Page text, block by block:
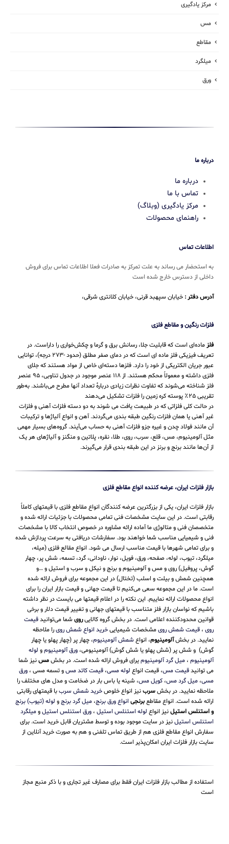
مرکز یادگیری
مس
مقاطع
میلگرد
ورق
درباره ما
درباره ما
تماس با ما
مرکز یادگیری (وبلاگ)
راهنمای محصولات
اطلاعات تماس
به استحضار می رساند به علت تمرکز به صادرات فعلا اطلاعات تماس برای فروش
داخلی از دسترس خارج شده است
آدرس دفتر : خیابان سپهبد قرنی، خیابان کلانتری شرقی،
فلزات رنگین و مقاطع فلزی
فلز ماده‌ای است که قابلیت جلا، رسانش برق و گرما و چکش‌خواری را داراست. در
تعریف فیزیکی فلز ماده ای است که در دمای صفر مطلق (حدود -۲۷۳ درجه)، توانایی
عبور جریان الکتریکی از خود را دارد. فلزها دسته‌ای خاص از مواد هستند که جلای
فلزی داشته و معمولاً محکم هستند. از ۱۱۸ عنصر موجود در جدول تناوبی، ۹۵ عنصر
فلز شناخته می‌شوند که تفاوت نظرات زیادی دربارهٔ تعداد آنها مطرح می‌باشند. به‌طور
تقریبی ۲۵٪ پوسته کره زمین را فلزات تشکیل می‌دهند
در حالت کلی فلزاتی که در طبیعت یافت می شوند به دو دسته فلزات آهنی و فلزات
غیر آهنی یا همان فلزات رنگین طبقه بندی می‌گردند. آهن و انواع آلیاژها و ترکیبات
آن مانند فولاد چدن و غیره جزو فلزات آهنی به حساب می‌‌آیند. گروه‌های بسیار مهمی
مثل آلومینیوم، مس، قلع، سرب، روی، طلا، نقره، پلاتین و منگنز و آلیاژهای هر یک
از آن‌ها مانند برنج و برنز در این طبقه‌ بندی قرار می‌‌گیرند.
بازار فلزات ایران، عرضه کننده انواع مقاطع فلزی
بازار فلزات ایران، یکی از بزرگترین عرضه کنندگان انواع مقاطع فلزی با قیمتهای کاملاً
رقابتی است. در این سایت مشخصات فنی تمامی محصولات با جزئیات ارائه شده و
متخصصان فنی و متالوژی ما آماده ارائه مشاوره در خصوص انتخاب کالا با مشخصات
فنی و شیمیایی مناسب شما خواهند بود. سفارشات دریافتی به سرعت پردازش شده
و برای تمامی شهرها با قیمت مناسب ارسال می شود. انواع مقالع فلزی (میله،
میلگرد، تیوب، لوله، صفحه، ورق، فویل، نوار، ناودانی، گرد، تسمه، شش پر، چهار
گوش، پروفیل) روی و مس و آلومینیوم و برنج و نیکل و سرب و استیل و …و
همچنین شمش و بیلت و اسلب (تختال) در این مجموعه برای فروش ارائه شده
است. ما در این مجموعه سعی می‌کنیم تا قیمت جهانی و قیمت بازار ایران را برای
انواع محصولات ارائه نماییم. این نکته را در اعلام قیمتها می بایست در نظر داشته
باشیم که نواسان بازار فلز متناسب با قیمتهای جهانی و تغییر قیمت دلار و برخی
قوانین محدودکننده اعلامی است. در بخش گروه کالاییروی شما می‌توانیدقیمت
روی ، قیمت شمش رویمشخصات شیمیاییخرید انواع شمش رویرا ملاحظه
نمایید. در بخشآلومینیوم، انواع شمش آلومینیوم، چهار پر (چهار پهلو یا چهار
گوش) و شش پر (شش پهلو یا شش گوش) آلومینیومی، ورق آلومینیومو لوله
آلومینیوم ، میل گرد آلومینیومیرای فروش ارائه شده است. در بخشمسنیز شما
می توانیدقیمت مس، قیمت انواع لوله مسی، قیمت کاتد مسو تسمه مسی ، ورق
مسی، میل گرد مس، کویل مس، شینه یا باس بار در ضخامت و مدل های مختلف را
ملاحظه نمایید. در بخشسربنیز انواع خلوصخرید شمش سرببا قیمتهای رقابتی
ارائه شده است. انواع مقاطعبرنجی انواع ورق برنج، میل گرد برنجو لوله (تیوب) برنج
و استنلس استیلنیز انواع لوله استنلس استیل ، ورق استنلس استیلومیلگرد
استنلس استیلنیز در سایت موجود بوده و توسط مشتریان قابل خرید است. برای
سفارش انواع مقاطع فلزی هم از طریق تماس تلفنی و هم به صورت خرید آنلاین از
سایت بازار فلزات ایران امکان‌پذیر است.
استفاده از مطالب بازار فلزات ایران فقط برای مصارف غیر تجاری و با ذکر منبع مجاز
است